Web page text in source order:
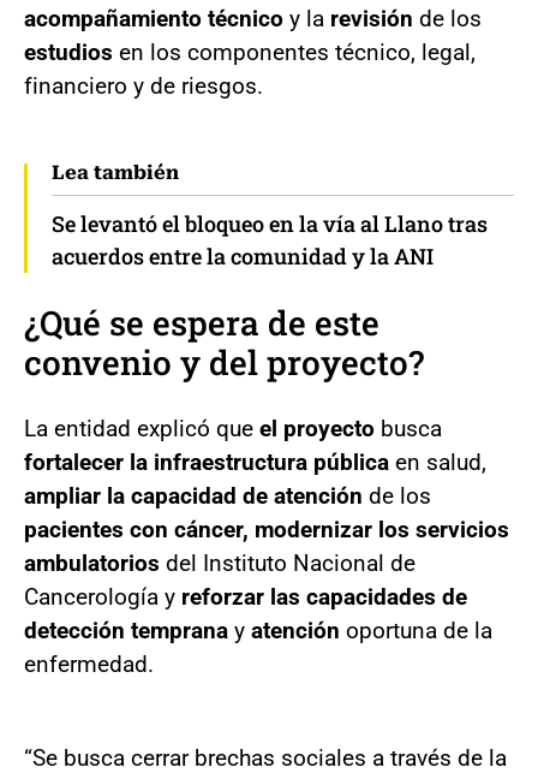
acompañamiento técnico y la revisión de los
estudios en los componentes técnico, legal,
financiero y de riesgos.
Lea también
Se levantó el bloqueo en la vía al Llano tras
acuerdos entre la comunidad y la ANI
¿Qué se espera de este
convenio y del proyecto?
La entidad explicó que el proyecto busca
fortalecer la infraestructura pública en salud,
ampliar la capacidad de atención de los
pacientes con cáncer, modernizar los servicios
ambulatorios del Instituto Nacional de
Cancerología y reforzar las capacidades de
detección temprana y atención oportuna de la
enfermedad.
“Se busca cerrar brechas sociales a través de la